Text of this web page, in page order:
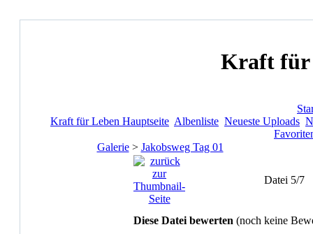
Kraft für
Kraft für Leben Hauptseite Albenliste Neueste Uploads
Galerie> Jakobsweg Tag 01
Datei 5/7
Diese Datei bewerten (noch keine